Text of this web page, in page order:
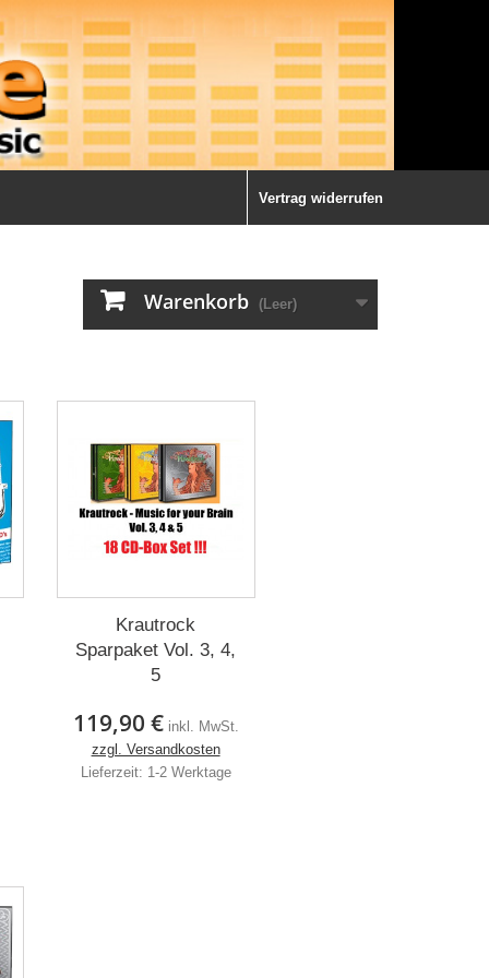
Vertrag widerrufen
Warenkorb (Leer)
Krautrock
Sparpaket Vol. 3, 4,
5
119,90 € inkl. MwSt.
zzgl. Versandkosten
Lieferzeit: 1-2 Werktage